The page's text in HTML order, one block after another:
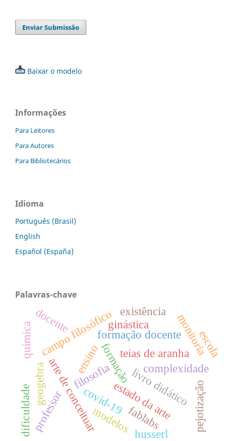
Enviar Submissão
Baixar o modelo
Informações
Para Leitores
Para Autores
Para Bibliotecários
Idioma
Português (Brasil)
English
Español (España)
Palavras-chave
estado da arte
complexidade
formação
filosofia
arte de conceituar
campo filosófico
covid-19
formação docente
livro didáticopejotização
professor
docente
modelos
geogebra
teias de aranha
química monitoria
dificuldade fablabs
ensino escola
ginástica
husserl
existência